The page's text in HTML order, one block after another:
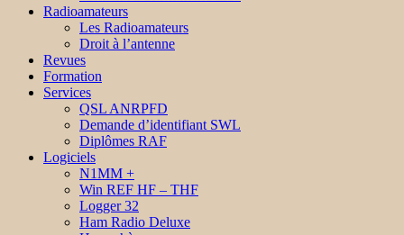
Radioamateurs
Les Radioamateurs
Droit à l’antenne
Revues
Formation
Services
QSL ANRPFD
Demande d’identifiant SWL
Diplômes RAF
Logiciels
N1MM +
Win REF HF – THF
Logger 32
Ham Radio Deluxe